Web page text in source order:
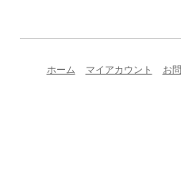
ホーム マイアカウント お